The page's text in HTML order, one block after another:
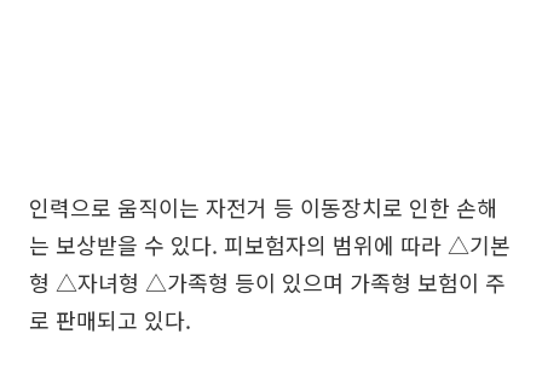
인력으로 움직이는 자전거 등 이동장치로 인한 손해
는 보상받을 수 있다. 피보험자의 범위에 따라 △기본
형 △자녀형 △가족형 등이 있으며 가족형 보험이 주
로 판매되고 있다.